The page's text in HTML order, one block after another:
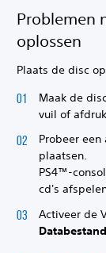
Problemen
oplossen
Plaats de disc
Maak de
vuil of
Probeer
plaatsen.
PS4™-
cd's
Activeer de